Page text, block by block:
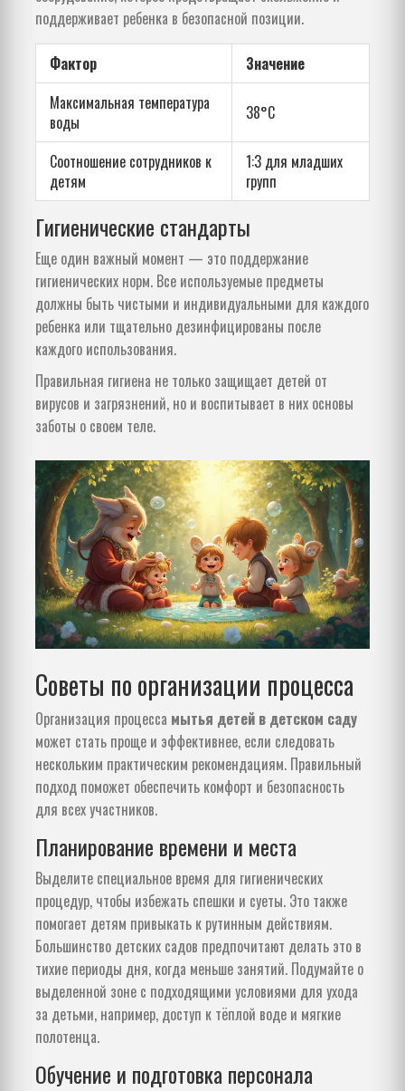
поддерживает ребенка в безопасной позиции.
Фактор
Значение
Максимальная температура
воды
38°C
Соотношение сотрудников к
детям
1:3 для младших
групп
Гигиенические стандарты
Еще один важный момент — это поддержание
гигиенических норм. Все используемые предметы
должны быть чистыми и индивидуальными для каждого
ребенка или тщательно дезинфицированы после
каждого использования.
Правильная гигиена не только защищает детей от
вирусов и загрязнений, но и воспитывает в них основы
заботы о своем теле.
Советы по организации процесса
Организация процесса мытья детей в детском саду
может стать проще и эффективнее, если следовать
нескольким практическим рекомендациям. Правильный
подход поможет обеспечить комфорт и безопасность
для всех участников.
Планирование времени и места
Выделите специальное время для гигиенических
процедур, чтобы избежать спешки и суеты. Это также
помогает детям привыкать к рутинным действиям.
Большинство детских садов предпочитают делать это в
тихие периоды дня, когда меньше занятий. Подумайте о
выделенной зоне с подходящими условиями для ухода
за детьми, например, доступ к тёплой воде и мягкие
полотенца.
Обучение и подготовка персонала